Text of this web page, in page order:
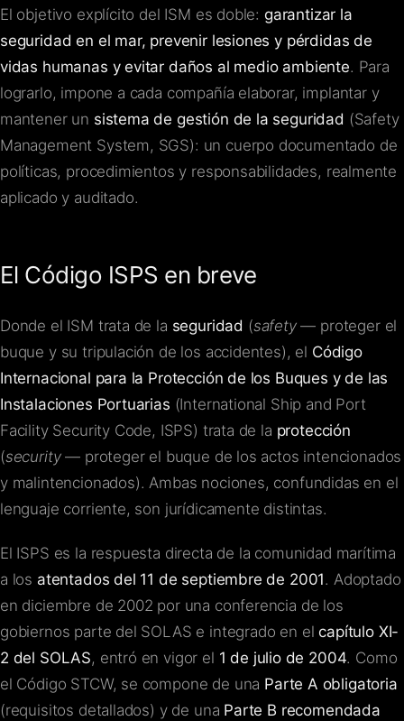
El objetivo explícito del ISM es doble: garantizar la
seguridad en el mar, prevenir lesiones y pérdidas de
vidas humanas y evitar daños al medio ambiente. Para
lograrlo, impone a cada compañía elaborar, implantar y
mantener un sistema de gestión de la seguridad (Safety
Management System, SGS): un cuerpo documentado de
políticas, procedimientos y responsabilidades, realmente
aplicado y auditado.
El Código ISPS en breve
Donde el ISM trata de la seguridad (safety— proteger el
buque y su tripulación de los accidentes), el Código
Internacional para la Protección de los Buques y de las
Instalaciones Portuarias (International Ship and Port
Facility Security Code, ISPS) trata de la protección
(security— proteger el buque de los actos intencionados
y malintencionados). Ambas nociones, confundidas en el
lenguaje corriente, son jurídicamente distintas.
El ISPS es la respuesta directa de la comunidad marítima
a los atentados del 11 de septiembre de 2001. Adoptado
en diciembre de 2002 por una conferencia de los
gobiernos parte del SOLAS e integrado en elcapítulo XI-
2 del SOLAS, entró en vigor el 1 de julio de 2004. Como
el Código STCW, se compone de una Parte A obligatoria
(requisitos detallados) y de una Parte B recomendada